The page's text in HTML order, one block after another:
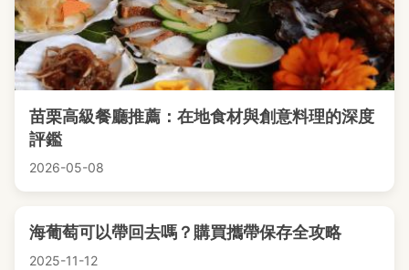
苗栗高級餐廳推薦：在地食材與創意料理的深度
評鑑
2026-05-08
海葡萄可以帶回去嗎？購買攜帶保存全攻略
2025-11-12